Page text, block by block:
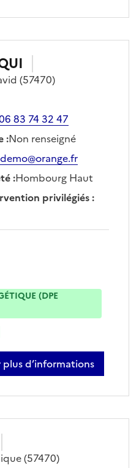
(57470)
83 74 32 47
:Non renseigné
:Hombourg Haut
privilégiés:
(DPE
plus d’informations
demofsqui
(57470)